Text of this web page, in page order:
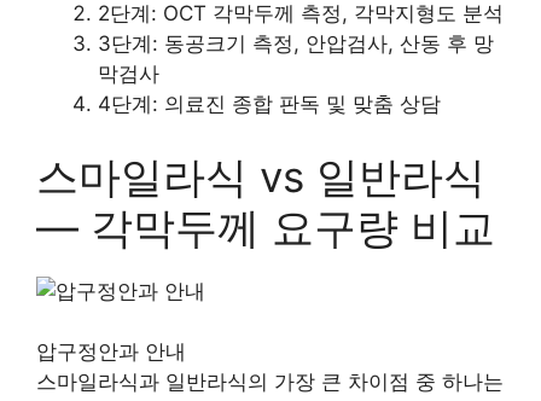
2단계: OCT 각막두께 측정, 각막지형도 분석
3단계: 동공크기 측정, 안압검사, 산동 후 망
막검사
4단계: 의료진 종합 판독 및 맞춤 상담
스마일라식 vs 일반라식
— 각막두께 요구량 비교
압구정안과 안내
스마일라식과 일반라식의 가장 큰 차이점 중 하나는